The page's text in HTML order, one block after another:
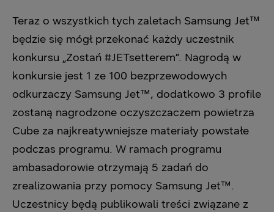
Teraz o wszystkich tych zaletach Samsung Jet™
będzie się mógł przekonać każdy uczestnik
konkursu „Zostań #JETsetterem”. Nagrodą w
konkursie jest 1 ze 100 bezprzewodowych
odkurzaczy Samsung Jet™, dodatkowo 3 profile
zostaną nagrodzone oczyszczaczem powietrza
Cube za najkreatywniejsze materiały powstałe
podczas programu. W ramach programu
ambasadorowie otrzymają 5 zadań do
zrealizowania przy pomocy Samsung Jet™.
Uczestnicy będą publikowali treści związane z